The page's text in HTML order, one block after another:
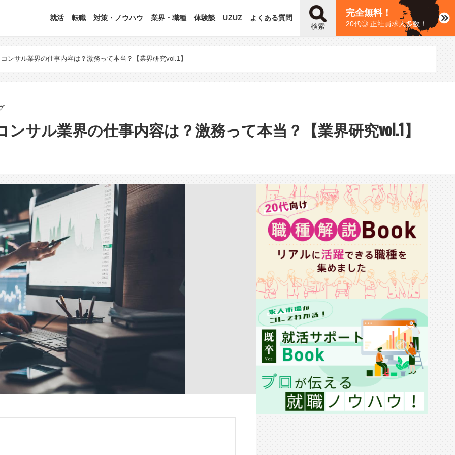
就活 転職 対策・ノウハウ 業界・職種 体験談 UZUZ
よくある質問
検索
完全無料！
20代◎ 正社員求人多数！
ンサル業界の仕事内容は？激務って本当？【業界研究vol.1】
サル業界の仕事内容は？激務って本当？【業界研究vol.1】